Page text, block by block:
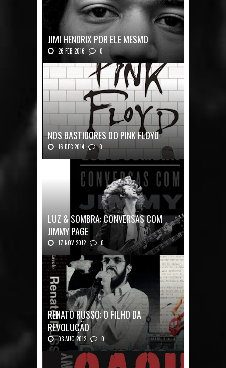
JIMI HENDRIX POR ELE MESMO
26 FEB 2016 0
Texto histórico expõe a mente do mestre J...
NOS BASTIDORES DO PINK FLOYD
16 DEC 2014 0
Nos Bastidores do Pink Floyd Autor: Mark B...
LUZ & SOMBRA: CONVERSAS COM
JIMMY PAGE
17 NOV 2012 0
Luz & Sombra: Conversas com Jimmy Pag...
RENATO RUSSO: O FILHO DA
REVOLUÇÃO
03 AUG 2012 0
Renato Russo: O Filho da Revolução Autor: Car...